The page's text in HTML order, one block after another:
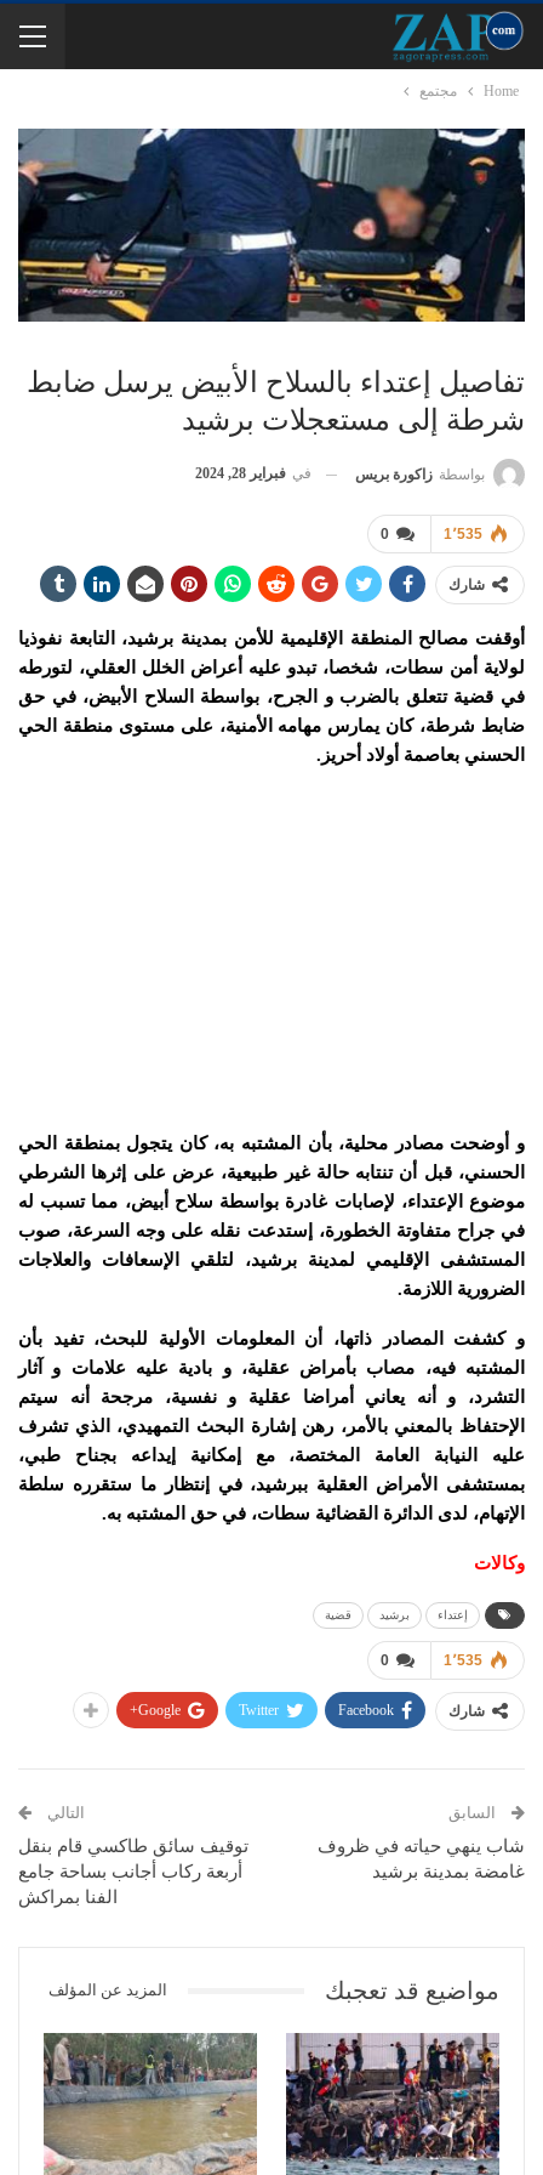
Home مجتمع
تفاصيل إعتداء بالسلاح الأبيض يرسل ضابط
شرطة إلى مستعجلات برشيد
بواسطة زاكورة بريس في فبراير 28, 2024
0 1٬535
شارك
أوقفت مصالح المنطقة الإقليمية للأمن بمدينة برشيد، التابعة نفوذيا
لولاية أمن سطات، شخصا، تبدو عليه أعراض الخلل العقلي، لتورطه
في قضية تتعلق بالضرب و الجرح، بواسطة السلاح الأبيض، في حق
ضابط شرطة، كان يمارس مهامه الأمنية، على مستوى منطقة الحي
الحسني بعاصمة أولاد أحريز.
و أوضحت مصادر محلية، بأن المشتبه به، كان يتجول بمنطقة الحي
الحسني، قبل أن تنتابه حالة غير طبيعية، عرض على إثرها الشرطي
موضوع الإعتداء، لإصابات غادرة بواسطة سلاح أبيض، مما تسبب له
في جراح متفاوتة الخطورة، إستدعت نقله على وجه السرعة، صوب
المستشفى الإقليمي لمدينة برشيد، لتلقي الإسعافات والعلاجات
الضرورية اللازمة.
و كشفت المصادر ذاتها، أن المعلومات الأولية للبحث، تفيد بأن
المشتبه فيه، مصاب بأمراض عقلية، و بادية عليه علامات و آثار
التشرد، و أنه يعاني أمراضا عقلية و نفسية، مرجحة أنه سيتم
الإحتفاظ بالمعني بالأمر، رهن إشارة البحث التمهيدي، الذي تشرف
عليه النيابة العامة المختصة، مع إمكانية إيداعه بجناح طبي،
بمستشفى الأمراض العقلية ببرشيد، في إنتظار ما ستقرره سلطة
الإتهام، لدى الدائرة القضائية سطات، في حق المشتبه به.
وكالات
إعتداء برشيد قضية
0 1٬535
شارك Facebook
Twitter
Google+
السابق
شاب ينهي حياته في ظروف
غامضة بمدينة برشيد
التالي
توقيف سائق طاكسي قام بنقل
أربعة ركاب أجانب بساحة جامع
الفنا بمراكش
مواضيع قد تعجبك المزيد عن المؤلف